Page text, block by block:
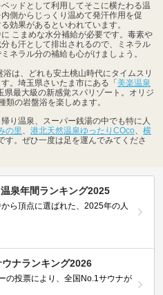
ッドとして利用してそこに横たわる温
側からじっくり温めて発汗作用を促
効果があるといわれています。
こまめな水分補給が必要です。毒素や
も汗として排出されるので、ミネラル
ネラル分の補給も心がけましょう。
浴は、どれも安土桃山時代にタイムスリ
。埼玉県さいたま市にある「 美楽温泉
県最大級の新感覚スパリゾート。オリジ
の岩盤浴を楽しめます。
り温泉、スーパー銭湯の中でも特に人
の里、 港北天然温泉ゆったりCOco、 横
す。ぜひ一度は足を運んでみてくださ
泉年間ランキング2025
ら頂点に選ばれた、2025年の人
ナランキング2026
の投票により、全国No.1サウナが